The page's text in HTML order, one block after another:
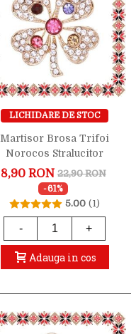
LICHIDARE DE STOC
Martisor Brosa Trifoi
Norocos Stralucitor
8,90 RON 22,90 RON
-61%
5.00 (1)
- +
Adauga in cos